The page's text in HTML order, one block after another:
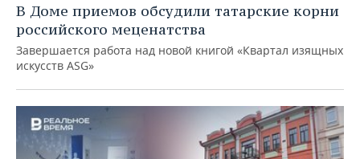
В Доме приемов обсудили татарские корни
российского меценатства
Завершается работа над новой книгой «Квартал изящных
искусств ASG»